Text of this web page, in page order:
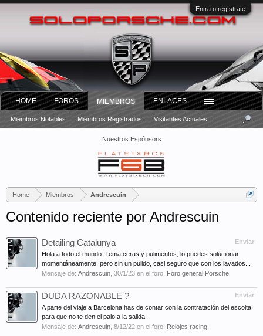
Entra o regístrate
Nuestros Espónsors
Home Miembros Andrescuin
Contenido reciente por Andrescuin
Enviar
Detailing Catalunya
Hola a todo el mundo. Tema ceras y pulimentos, lo puedes solucionar
momentáneamente, pero sin un pulido, casi seguro que con los lavados...
Mensaje de: Andrescuin 30/1/23 en el foro: Foro general Porsche
Enviar
DUDA RAZONABLE ?
A parte del viaje a Barcelona has de contar con la contratación del escolta
para que no te den el palo a la salida.
Mensaje de: Andrescuin 8/12/22 en el foro: Relojes racing
HOME FOROS MIEMBROS
Miembros Notables Miembros Registrados Visitantes Actuales
ENLACES